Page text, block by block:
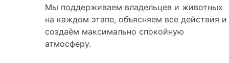
Мы поддерживаем владельцев и животных
на каждом этапе, объясняем все действия и
создаём максимально спокойную
атмосферу.